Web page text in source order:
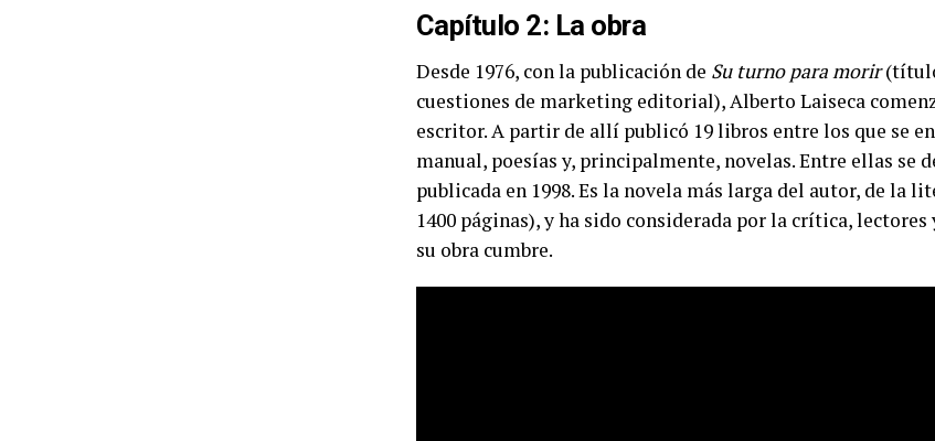
Capítulo 2: La obra
Desde 1976, con la publicación de Su turno para morir
cuestiones de marketing editorial), Alberto Laiseca
escritor. A partir de allí publicó 19 libros entre los que se
manual, poesías y, principalmente, novelas. Entre ellas se
publicada en 1998. Es la novela más larga del autor, de la
1400 páginas), y ha sido considerada por la crítica,
su obra cumbre.